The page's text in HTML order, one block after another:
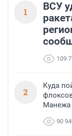
1
ВСУ
109
2
Куда
Манежа
90